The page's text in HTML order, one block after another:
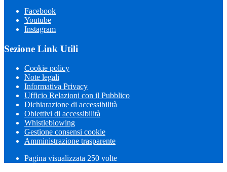
Facebook
Youtube
Instagram
Sezione Link Utili
Cookie policy
Note legali
Informativa Privacy
Ufficio Relazioni con il Pubblico
Dichiarazione di accessibilità
Obiettivi di accessibilità
Whistleblowing
Gestione consensi cookie
Amministrazione trasparente
Pagina visualizzata 250 volte